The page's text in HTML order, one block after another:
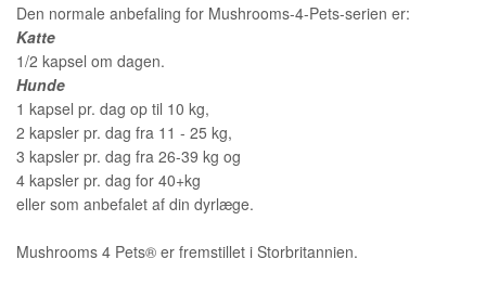
Den normale anbefaling for Mushrooms-4-Pets-serien er:
Katte
1/2 kapsel om dagen.
Hunde
1 kapsel pr. dag op til 10 kg,
2 kapsler pr. dag fra 11 - 25 kg,
3 kapsler pr. dag fra 26-39 kg og
4 kapsler pr. dag for 40+kg
eller som anbefalet af din dyrlæge.
Mushrooms 4 Pets® er fremstillet i Storbritannien.